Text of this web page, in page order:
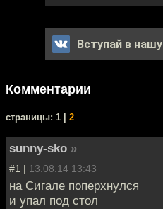
Вступай в нашу
Комментарии
cтраницы: 1 | 2
sunny-sko »
#1 | 13.08.14 13:43
на Сигале поперхнулся
и упал под стол